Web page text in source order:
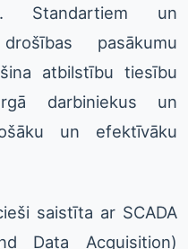
Standartiem un
pasākumu
atbilstību tiesību
darbiniekus un
un efektīvāku
saistīta ar SCADA
Data Acquisition)